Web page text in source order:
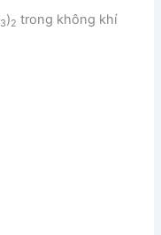
3)2 trong không khí